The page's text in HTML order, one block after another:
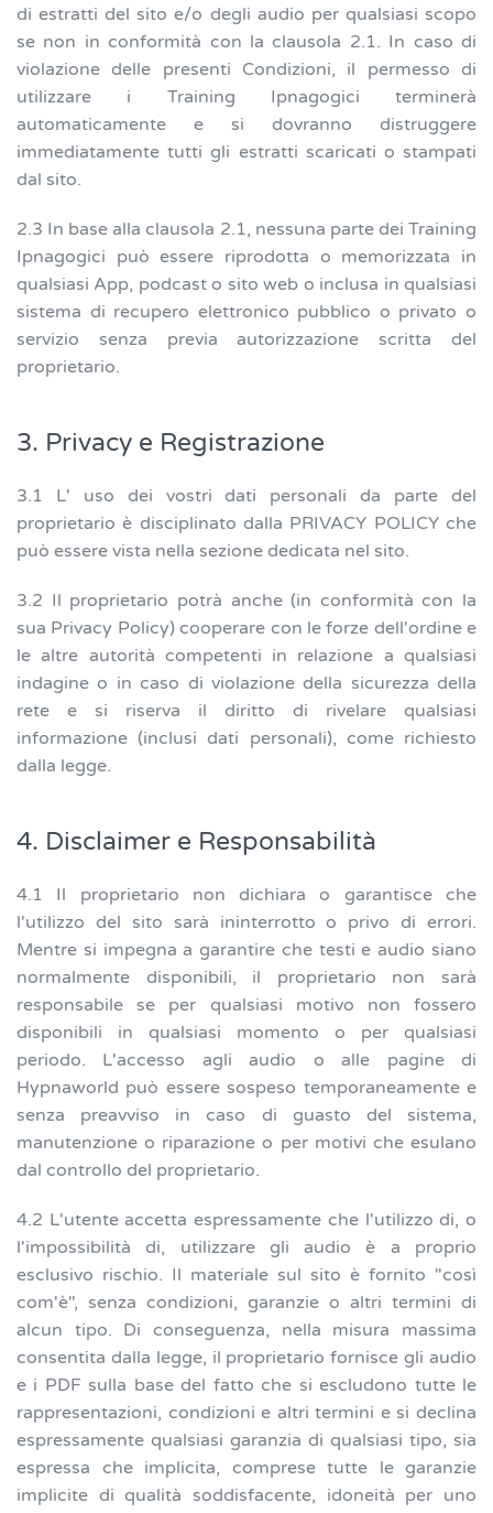
di estratti del sito e/o degli audio per qualsiasi scopo
se non in conformità con la clausola 2.1. In caso di
violazione delle presenti Condizioni, il permesso di
utilizzare i Training Ipnagogici terminerà
automaticamente e si dovranno distruggere
immediatamente tutti gli estratti scaricati o stampati
dal sito.
2.3 In base alla clausola 2.1, nessuna parte dei Training
Ipnagogici può essere riprodotta o memorizzata in
qualsiasi App, podcast o sito web o inclusa in qualsiasi
sistema di recupero elettronico pubblico o privato o
servizio senza previa autorizzazione scritta del
proprietario.
3. Privacy e Registrazione
3.1 L' uso dei vostri dati personali da parte del
proprietario è disciplinato dalla PRIVACY POLICY che
può essere vista nella sezione dedicata nel sito.
3.2 Il proprietario potrà anche (in conformità con la
sua Privacy Policy) cooperare con le forze dell'ordine e
le altre autorità competenti in relazione a qualsiasi
indagine o in caso di violazione della sicurezza della
rete e si riserva il diritto di rivelare qualsiasi
informazione (inclusi dati personali), come richiesto
dalla legge.
4. Disclaimer e Responsabilità
4.1 Il proprietario non dichiara o garantisce che
l'utilizzo del sito sarà ininterrotto o privo di errori.
Mentre si impegna a garantire che testi e audio siano
normalmente disponibili, il proprietario non sarà
responsabile se per qualsiasi motivo non fossero
disponibili in qualsiasi momento o per qualsiasi
periodo. L'accesso agli audio o alle pagine di
Hypnaworld può essere sospeso temporaneamente e
senza preavviso in caso di guasto del sistema,
manutenzione o riparazione o per motivi che esulano
dal controllo del proprietario.
4.2 L'utente accetta espressamente che l'utilizzo di, o
l'impossibilità di, utilizzare gli audio è a proprio
esclusivo rischio. Il materiale sul sito è fornito "così
com'è", senza condizioni, garanzie o altri termini di
alcun tipo. Di conseguenza, nella misura massima
consentita dalla legge, il proprietario fornisce gli audio
e i PDF sulla base del fatto che si escludono tutte le
rappresentazioni, condizioni e altri termini e si declina
espressamente qualsiasi garanzia di qualsiasi tipo, sia
espressa che implicita, comprese tutte le garanzie
implicite di qualità soddisfacente, idoneità per uno